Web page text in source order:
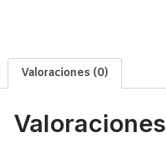
Valoraciones (0)
Valoraciones